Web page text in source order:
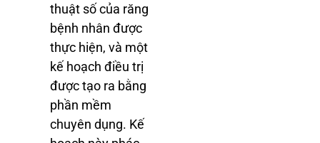
thuật số của răng
bệnh nhân được
thực hiện, và một
kế hoạch điều trị
được tạo ra bằng
phần mềm
chuyên dụng. Kế